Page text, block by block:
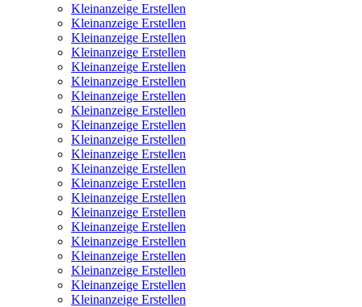
Kleinanzeige Erstellen
Kleinanzeige Erstellen
Kleinanzeige Erstellen
Kleinanzeige Erstellen
Kleinanzeige Erstellen
Kleinanzeige Erstellen
Kleinanzeige Erstellen
Kleinanzeige Erstellen
Kleinanzeige Erstellen
Kleinanzeige Erstellen
Kleinanzeige Erstellen
Kleinanzeige Erstellen
Kleinanzeige Erstellen
Kleinanzeige Erstellen
Kleinanzeige Erstellen
Kleinanzeige Erstellen
Kleinanzeige Erstellen
Kleinanzeige Erstellen
Kleinanzeige Erstellen
Kleinanzeige Erstellen
Kleinanzeige Erstellen